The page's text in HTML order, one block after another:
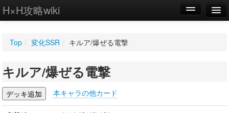
H×H攻略wiki
WIKI
設定
Top / 変化SSR / キルア/爆ぜる電撃
キルア/爆ぜる電撃
本キャラの他カード